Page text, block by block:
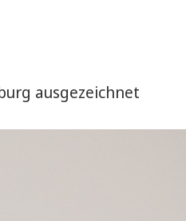
ausgezeichnet